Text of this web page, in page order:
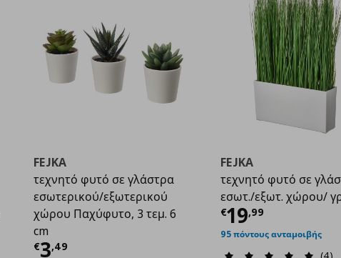
€ 3,99
FEJKA
τεχνητό φυτό σε γλάστρα
εσωτερικού/εξωτερικού
χώρου Παχύφυτο, 3 τεμ. 6
cm
€3,49
Τρέχουσα τιμή € 3,49
FEJKA
τεχνητό φυτό σε
εσωτ./εξωτ. χώρου/
€19,99
Τρέχουσα
95 πόντους ανταμοιβής